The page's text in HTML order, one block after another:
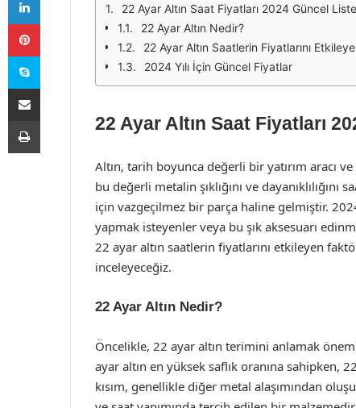
22 Ayar Altın Saat Fiyatları 2024 Güncel Liste
22 Ayar Altın Nedir?
22 Ayar Altın Saatlerin Fiyatlarını
2024 Yılı İçin Güncel Fiyatlar
22 Ayar Altın Saat Fiyatları
Altın, tarih boyunca değerli bir yatırım aracı
bu değerli metalin şıklığını ve
için vazgeçilmez bir parça haline gelmiştir.
yapmak isteyenler veya bu şık aksesuarı
22 ayar altın saatlerin fiyatlarını etkileyen
inceleyeceğiz.
22 Ayar Altın Nedir?
Öncelikle, 22 ayar altın terimini anlamak
ayar altın en yüksek saflık oranına sahipken,
kısım, genellikle diğer metal alaşımından
Pinterest
Skype
E-Posta ile paylaş